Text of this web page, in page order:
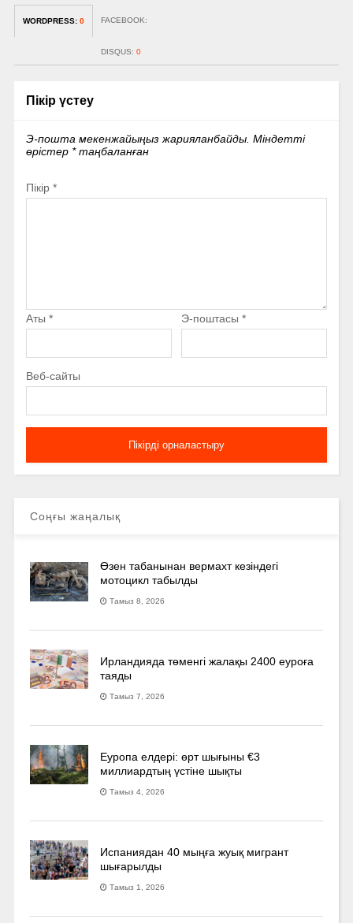
WORDPRESS: 0 FACEBOOK:
DISQUS: 0
Пікір үстеу
Э-пошта мекенжайыңыз жарияланбайды. Міндетті
өрістер *таңбаланған
Пікір *
Аты * Э-поштасы *
Веб-сайты
Соңғы жаңалық
Өзен табанынан вермахт кезіндегі
мотоцикл табылды
Тамыз 8, 2026
Ирландияда төменгі жалақы 2400 еуроға
таяды
Тамыз 7, 2026
Еуропа елдері: өрт шығыны €3
миллиардтың үстіне шықты
Тамыз 4, 2026
Испаниядан 40 мыңға жуық мигрант
шығарылды
Тамыз 1, 2026